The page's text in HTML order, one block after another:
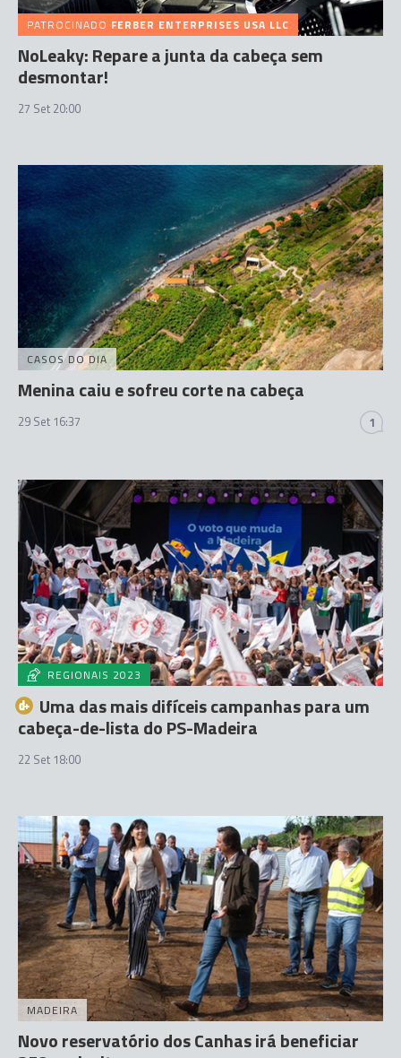
PATROCINADO FERBER ENTERPRISES USA LLC
NoLeaky: Repare a junta da cabeça sem
desmontar!
27 Set 20:00
CASOS DO DIA
Menina caiu e sofreu corte na cabeça
29 Set 16:37 1
REGIONAIS 2023
Uma das mais difíceis campanhas para um
cabeça-de-lista do PS-Madeira
22 Set 18:00
MADEIRA
Novo reservatório dos Canhas irá beneficiar